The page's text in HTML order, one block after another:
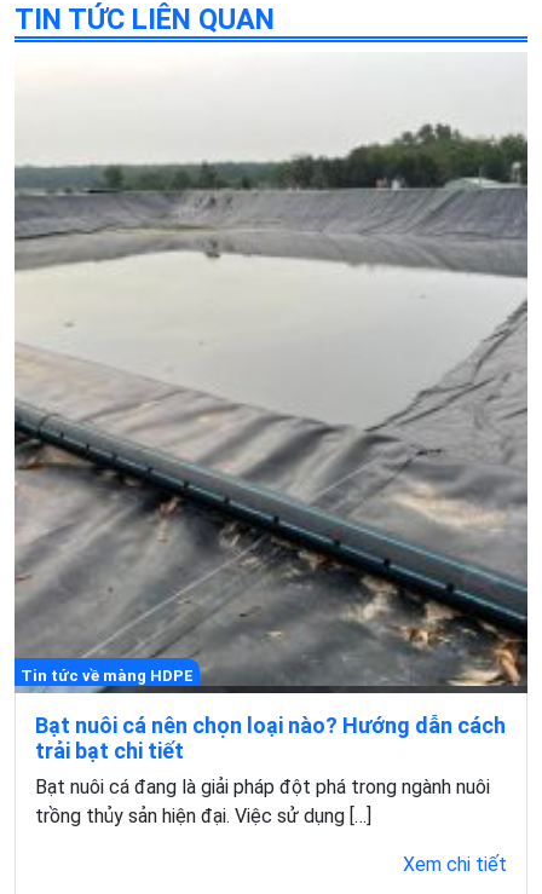
TIN TỨC LIÊN QUAN
Tin tức về màng HDPE
Bạt nuôi cá nên chọn loại nào? Hướng dẫn cách
trải bạt chi tiết
Bạt nuôi cá đang là giải pháp đột phá trong ngành nuôi
trồng thủy sản hiện đại. Việc sử dụng […]
Xem chi tiết